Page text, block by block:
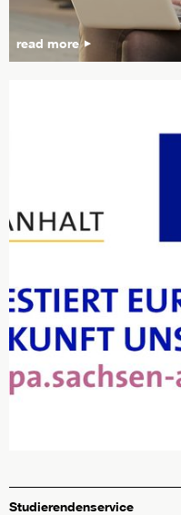
read more
Studierendenservice